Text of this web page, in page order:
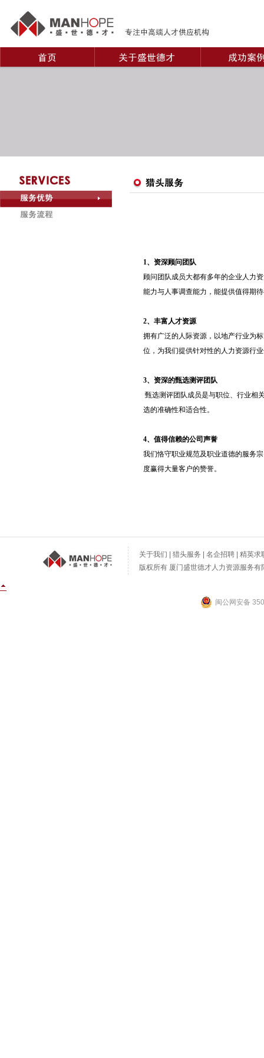
1、资深顾问团队
顾问团队成员大都有多年的企业人力
能力与人事调查能力，能提供值得期
2、丰富人才资源
拥有广泛的人际资源，以地产行业为
位，为我们提供针对性的人力资源行
3、资深的甄选测评团队
甄选测评团队成员是与职位、行业相
选的准确性和适合性。
4、值得信赖的公司声誉
我们恪守职业规范及职业道德的服务
度赢得大量客户的赞誉。
关于我们 猎头服务 名企招聘
精英求
版权所有 厦门盛世德才人力资源服务
闽公网安备